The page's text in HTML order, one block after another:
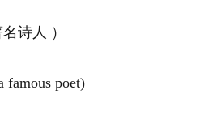
诗人 ）
famous poet)